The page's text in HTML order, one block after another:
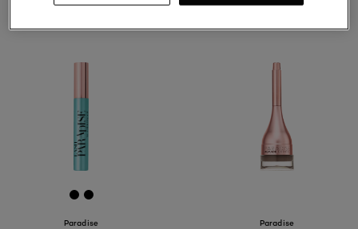
[Color]: #000000
[Color]: #000000
Paradise Paradise